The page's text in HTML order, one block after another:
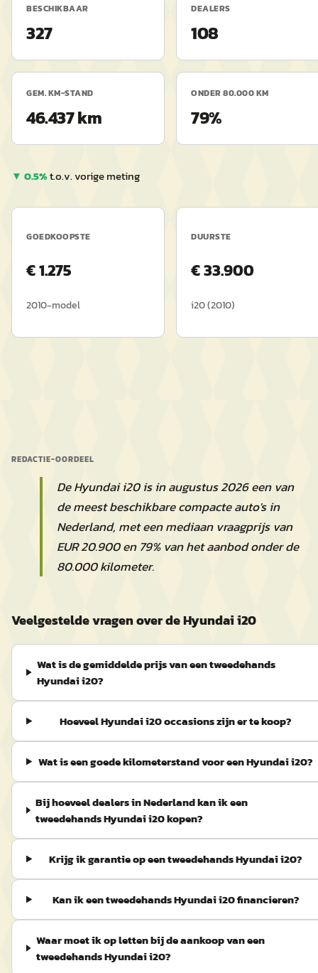
BESCHIKBAAR
327
DEALERS
108
GEM. KM-STAND
46.437 km
ONDER 80.000 KM
79%
▼ 0.5%t.o.v. vorige meting
GOEDKOOPSTE
€1.275
2010-model
DUURSTE
€33.900
i20(2010)
REDACTIE-OORDEEL
De Hyundai i20 is in augustus 2026 een van
de meest beschikbare compacte auto's in
Nederland, met een mediaan vraagprijs van
EUR 20.900 en 79% van het aanbod onder de
80.000 kilometer.
Veelgestelde vragen over de Hyundai i20
Wat is de gemiddelde prijs van een tweedehands
Hyundai i20?
Hoeveel Hyundai i20 occasions zijn er te koop?
Wat is een goede kilometerstand voor een Hyundai i20?
Bij hoeveel dealers in Nederland kan ik een
tweedehands Hyundai i20 kopen?
Krijg ik garantie op een tweedehands Hyundai i20?
Kan ik een tweedehands Hyundai i20 financieren?
Waar moet ik op letten bij de aankoop van een
tweedehands Hyundai i20?